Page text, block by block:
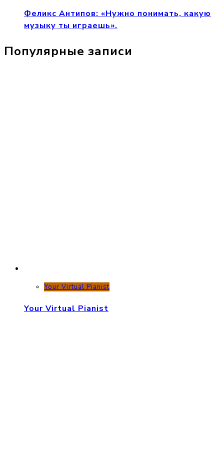
Феликс Антипов: «Нужно понимать, какую
музыку ты играешь».
Популярные записи
Your Virtual Pianist
Your Virtual Pianist